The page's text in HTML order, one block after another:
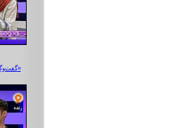
گفت‌وگو با «پروانه کاظمی» و «پرستو‌ ابریشمی»